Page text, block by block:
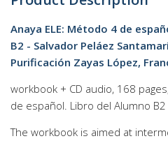
Anaya ELE: Método 4 de
B2 - Salvador Peláez
Purificación Zayas López,
workbook + CD audio, 168
de español. Libro del Alumno B2
The workbook is aimed at